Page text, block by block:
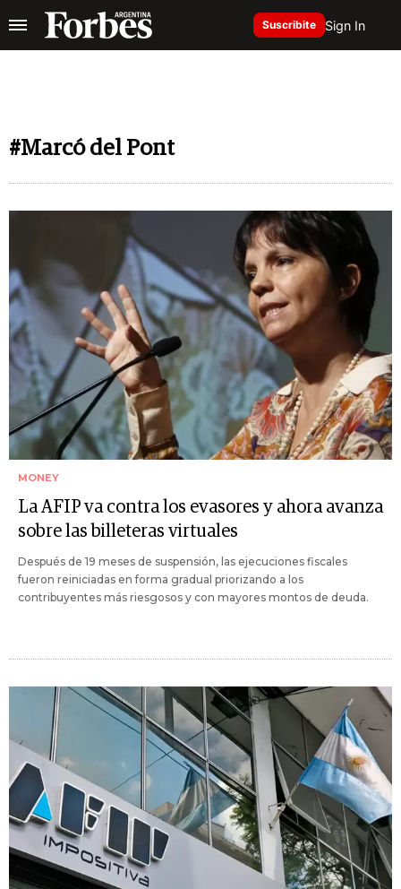
Suscribite Sign In
#Marcó del Pont
MONEY
La AFIP va contra los evasores y ahora avanza
sobre las billeteras virtuales
Después de 19 meses de suspensión, las ejecuciones fiscales
fueron reiniciadas en forma gradual priorizando a los
contribuyentes más riesgosos y con mayores montos de deuda.